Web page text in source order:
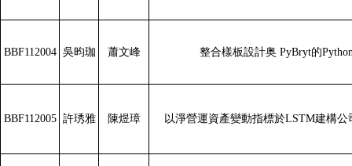
BBF112004 吳昀珈 蕭文峰 整合樣板設計奥 PyBryt的
BBF112005 許琇雅 陳煜璋 以淨營運資產變動指標於LSTM建構